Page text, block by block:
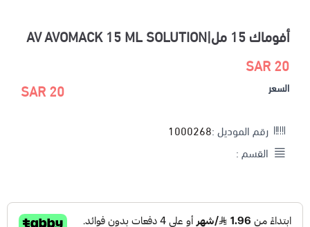
أفوماك 15 مل|AV AVOMACK 15 ML SOLUTION
20 SAR
السعر 20 SAR
رقم الموديل : 1000268
القسم :